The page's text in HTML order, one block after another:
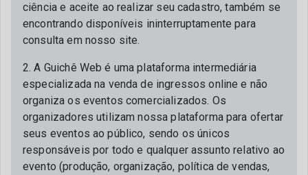
ciência e aceite ao realizar seu cadastro, também se
encontrando disponíveis ininterruptamente para
consulta em nosso site.
2. A Guichê Web é uma plataforma intermediária
especializada na venda de ingressos online e não
organiza os eventos comercializados. Os
organizadores utilizam nossa plataforma para ofertar
seus eventos ao público, sendo os únicos
responsáveis por todo e qualquer assunto relativo ao
evento (produção, organização, política de vendas,